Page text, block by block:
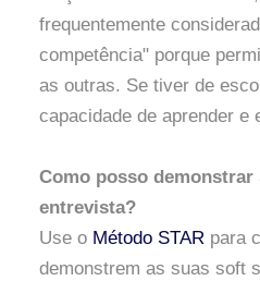
frequentemente
competência" porque
as outras. Se tiver de
capacidade de aprender e
Como posso
entrevista?
Use o Método STAR para
demonstrem as suas soft